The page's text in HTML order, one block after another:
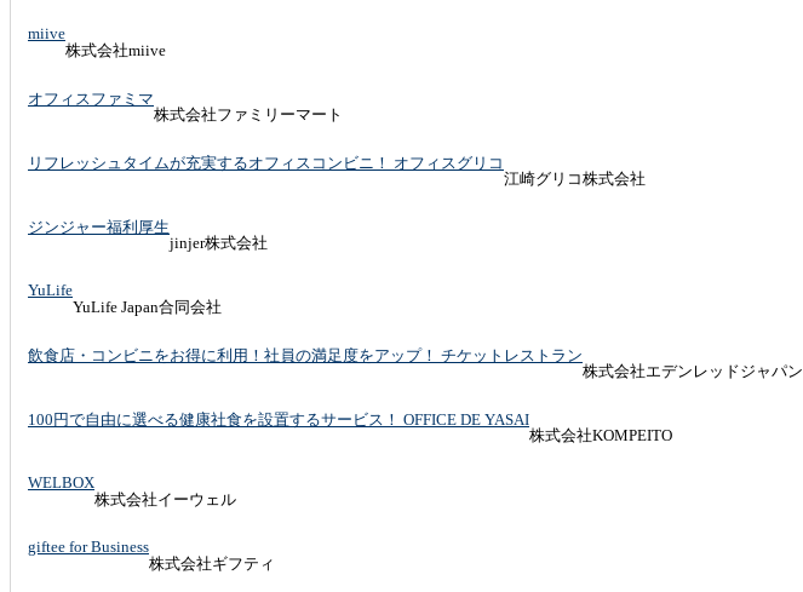
miive
株式会社miive
オフィスファミマ
株式会社ファミリーマート
リフレッシュタイムが充実するオフィスコンビニ！ オフィスグリコ
江崎グリコ株式会社
ジンジャー福利厚生
jinjer株式会社
YuLife
YuLife Japan合同会社
飲食店・コンビニをお得に利用！社員の満足度をアップ！ チケットレストラン
株式会社エデンレッドジャパン
100円で自由に選べる健康社食を設置するサービス！ OFFICE DE YASAI
株式会社KOMPEITO
WELBOX
株式会社イーウェル
giftee for Business
株式会社ギフティ